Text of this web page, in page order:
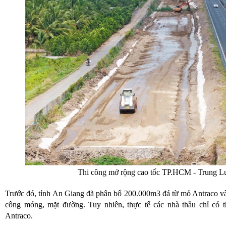
Thi công mở rộng cao tốc TP.HCM - Trung
Trước đó, tỉnh An Giang đã phân bổ 200.000m3 đá từ mỏ Antraco
công móng, mặt đường. Tuy nhiên, thực tế các nhà thầu chỉ có
Antraco.